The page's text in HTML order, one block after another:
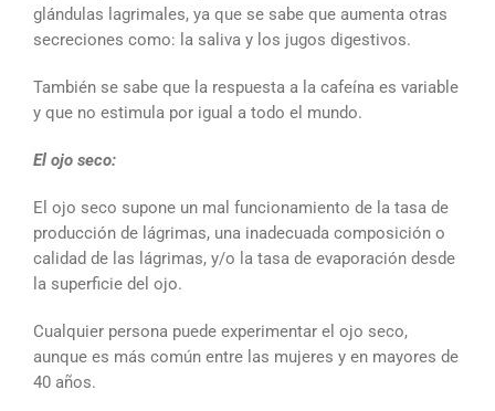
glándulas lagrimales, ya que se sabe que aumenta otras
secreciones como: la saliva y los jugos digestivos.
También se sabe que la respuesta a la cafeína es variable
y que no estimula por igual a todo el mundo.
El ojo seco:
El ojo seco supone un mal funcionamiento de la tasa de
producción de lágrimas, una inadecuada composición o
calidad de las lágrimas, y/o la tasa de evaporación desde
la superficie del ojo.
Cualquier persona puede experimentar el ojo seco,
aunque es más común entre las mujeres y en mayores de
40 años.